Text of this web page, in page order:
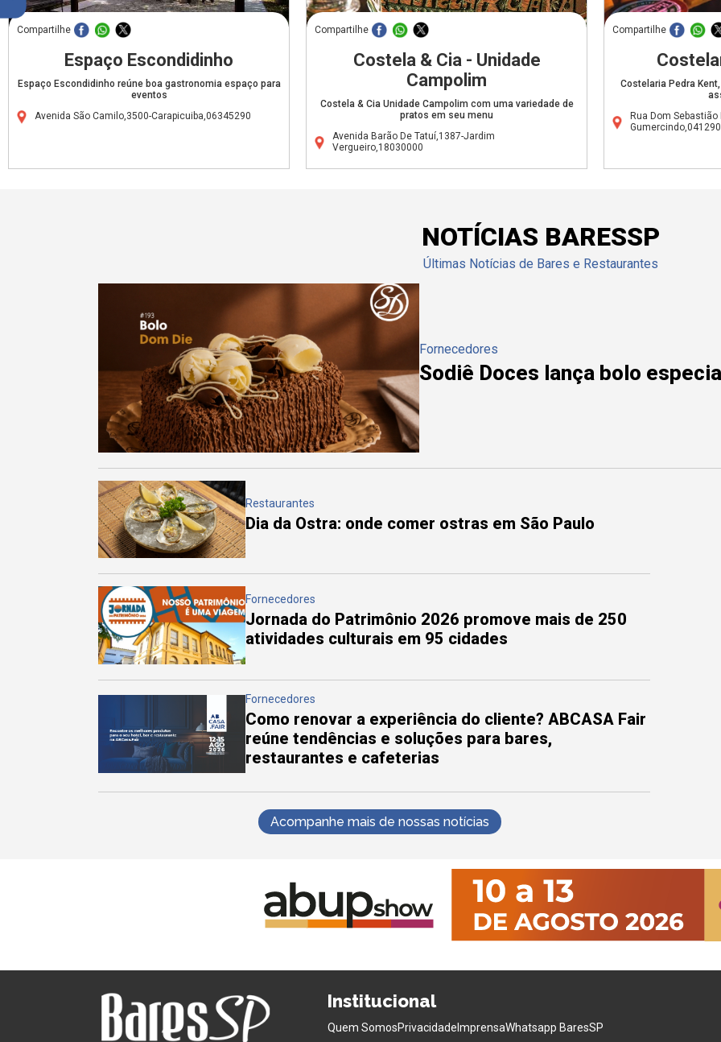
Compartilhe
Espaço Escondidinho
Espaço Escondidinho reúne boa gastronomia espaço para
eventos
Avenida São Camilo,3500-Carapicuiba,06345290
Compartilhe
Costela & Cia - Unidade
Campolim
Costela & Cia Unidade Campolim com uma variedade de
pratos em seu menu
Avenida Barão De Tatuí,1387-Jardim
Vergueiro,18030000
Compartilhe
Costelaria Pedra
Rua Dom Sebastião
NOTÍCIAS BARESSP
Últimas Notícias de Bares e Restaurantes
Fornecedores
Sodiê Doces lança bolo
Restaurantes
Dia da Ostra: onde comer ostras em São Paulo
Fornecedores
Jornada do Patrimônio 2026 promove mais de 250
atividades culturais em 95 cidades
Fornecedores
Como renovar a experiência do cliente? ABCASA Fair
reúne tendências e soluções para bares,
restaurantes e cafeterias
Acompanhe mais de nossas notícias
Institucional
Quem SomosPrivacidadeImprensaWhatsapp BaresSP